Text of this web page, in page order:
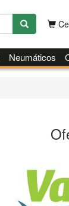
Neumáticos